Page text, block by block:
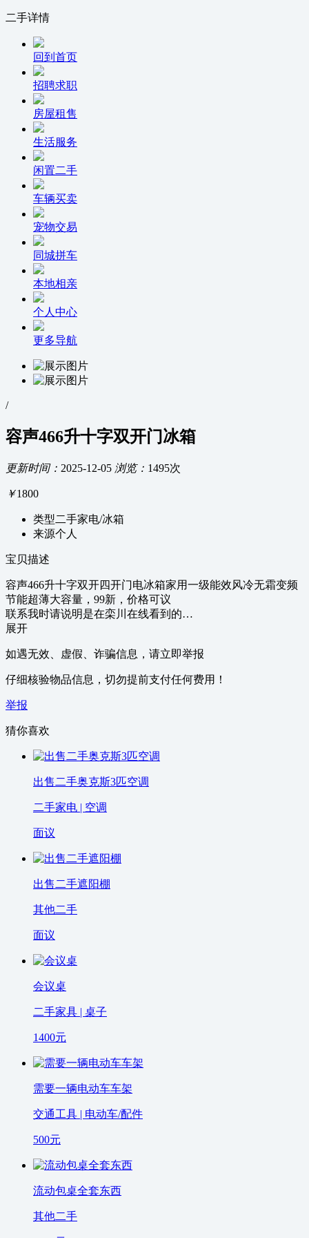
二手详情
回到首页
招聘求职
房屋租售
生活服务
闲置二手
车辆买卖
宠物交易
同城拼车
本地相亲
个人中心
更多导航
/
容声466升十字双开门冰箱
更新时间： 2025-12-05 浏览： 1495次
￥1800
类型二手家电/冰箱
来源个人
宝贝描述
容声466升十字双开四开门电冰箱家用一级能效风冷无霜变频
节能超薄大容量，99新，价格可议
联系我时请说明是在栾川在线看到的…
展开
如遇无效、虚假、诈骗信息，请立即举报
仔细核验物品信息，切勿提前支付任何费用！
举报
猜你喜欢
出售二手奥克斯3匹空调
二手家电 | 空调
面议
出售二手遮阳棚
其他二手
面议
会议桌
二手家具 | 桌子
1400元
需要一辆电动车车架
交通工具 | 电动车/配件
500元
流动包桌全套东西
其他二手